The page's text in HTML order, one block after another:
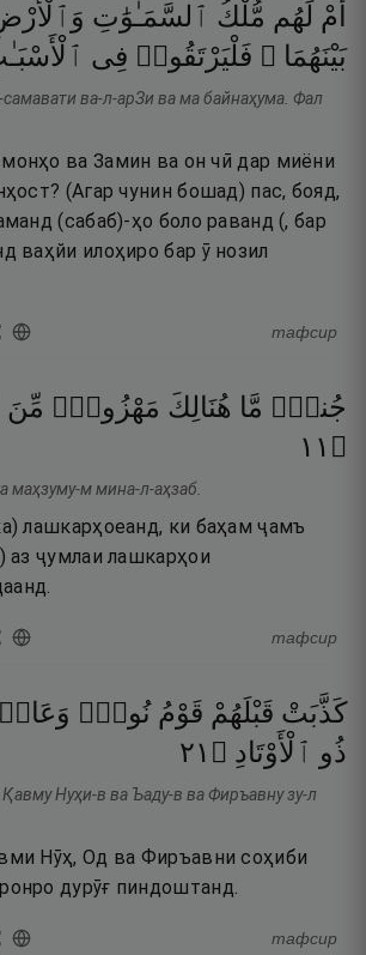
أَمْ لَهُم مُّلْكُ ٱلسَّمَـٰوَٰتِ
بَيْنَهُمَا ۖ فَلْيَرْتَقُوا۟ فِى
ва-л-арЗи ва ма байнаҳума. Фал
ва Замин ва он чӣ дар миёни
(Агар чунин бошад) пас, бояд,
(сабаб)-ҳо боло раванд (, бар
ваҳйи илоҳиро бар ӯ нозил
тафсир
جُندٌۭ مَّا هُنَالِكَ مَهْزُومٌۭ مِّنَ
۝ ١١
маҳзуму-м мина-л-аҳзаб.
лашкарҳоеанд, ки баҳам ҷамъ
аз ҷумлаи лашкарҳои
тафсир
كَذَّبَتْ قَبْلَهُمْ قَوْمُ نُوحٍۢ
ذُو ٱلْأَوْتَادِ ۝ ١٢
Нуҳи-в ва Ъаду-в ва Фиръавну зу-л
Нӯҳ, Од ва Фиръавни соҳиби
дурӯғ пиндоштанд.
тафсир